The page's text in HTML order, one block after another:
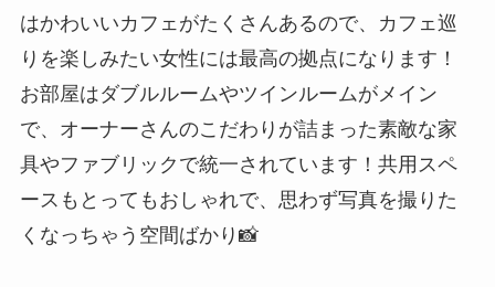
はかわいいカフェがたくさんあるので、カフェ巡
りを楽しみたい女性には最高の拠点になります！
お部屋はダブルルームやツインルームがメイン
で、オーナーさんのこだわりが詰まった素敵な家
具やファブリックで統一されています！共用スペ
ースもとってもおしゃれで、思わず写真を撮りた
くなっちゃう空間ばかり📸